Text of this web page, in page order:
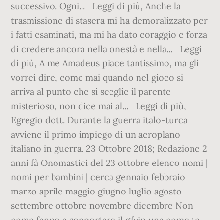
successivo. Ogni... Leggi di più, Anche la
trasmissione di stasera mi ha demoralizzato per
i fatti esaminati, ma mi ha dato coraggio e forza
di credere ancora nella onestà e nella... Leggi
di più, A me Amadeus piace tantissimo, ma gli
vorrei dire, come mai quando nel gioco si
arriva al punto che si sceglie il parente
misterioso, non dice mai al... Leggi di più,
Egregio dott. Durante la guerra italo-turca
avviene il primo impiego di un aeroplano
italiano in guerra. 23 Ottobre 2018; Redazione 2
anni fà Onomastici del 23 ottobre elenco nomi |
nomi per bambini | cerca gennaio febbraio
marzo aprile maggio giugno luglio agosto
settembre ottobre novembre dicembre Non